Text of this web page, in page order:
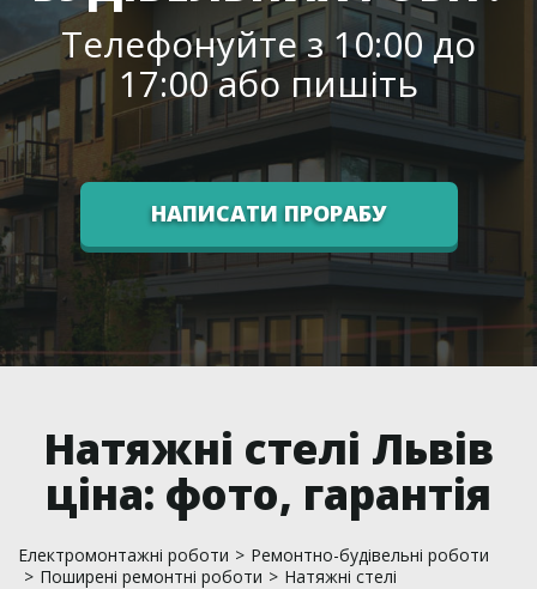
Телефонуйте з 10:00 до
17:00 або пишіть
НАПИСАТИ ПРОРАБУ
Натяжні стелі Львів
ціна: фото, гарантія
Електромонтажні роботи > Ремонтно-будівельні роботи
> Поширені ремонтні роботи > Натяжні стелі